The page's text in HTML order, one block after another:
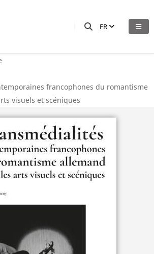
FR
francophones du romantisme
visuels et scéniques